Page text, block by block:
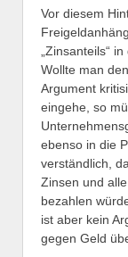
Vor diesem
„Zinsanteils“
Wollte man
Argument
eingehe, so
ebenso in die
verständlich,
Zinsen und
bezahlen
ist aber kein
gegen Geld